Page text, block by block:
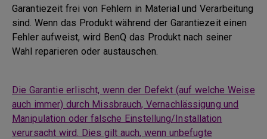
Garantiezeit frei von Fehlern in Material und Verarbeitung
sind. Wenn das Produkt während der Garantiezeit einen
Fehler aufweist, wird BenQ das Produkt nach seiner
Wahl reparieren oder austauschen.
Die Garantie erlischt, wenn der Defekt (auf welche Weise
auch immer) durch Missbrauch, Vernachlässigung und
Manipulation oder falsche Einstellung/Installation
verursacht wird. Dies gilt auch, wenn unbefugte